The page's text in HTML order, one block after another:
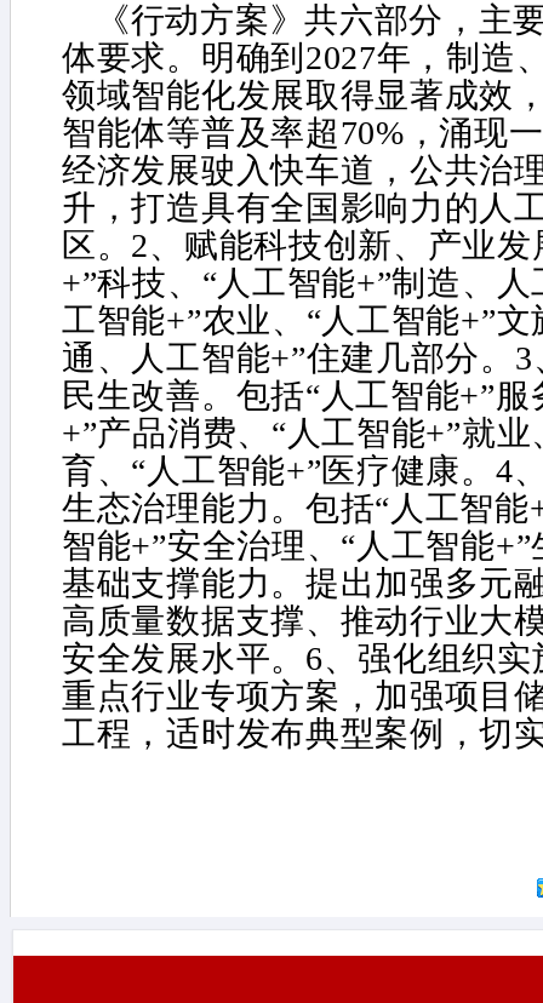
《行动方案》共六部分，主
体要求。明确到2027年，制造
领域智能化发展取得显著成效
智能体等普及率超70%，涌现
经济发展驶入快车道，公共治
升，打造具有全国影响力的人
区。2、赋能科技创新、产业
+”科技、“人工智能+”制造、
工智能+”农业、“人工智能+”
通、人工智能+”住建几部分。
民生改善。包括“人工智能+”
+”产品消费、“人工智能+”就
育、“人工智能+”医疗健康。4
生态治理能力。包括“人工智能
智能+”安全治理、“人工智能
基础支撑能力。提出加强多元
高质量数据支撑、推动行业大
安全发展水平。6、强化组织
重点行业专项方案，加强项目
工程，适时发布典型案例，切